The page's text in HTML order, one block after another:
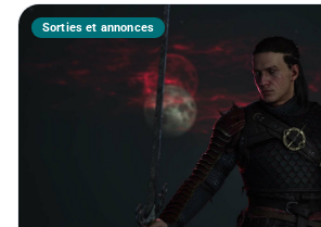
Sorties et annonces